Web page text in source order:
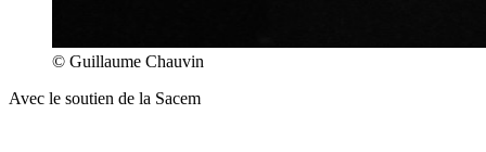
© Guillaume Chauvin
Avec le soutien de la Sacem